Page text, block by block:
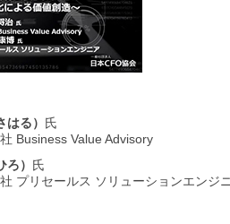
る） 氏
Business Value Advisory
） 氏
プリセールス ソリューションエンジ